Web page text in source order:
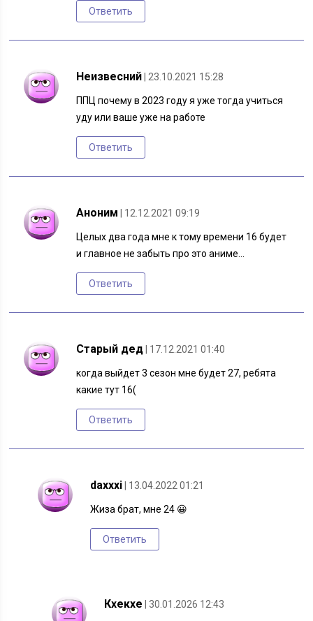
Ответить
Неизвесний | 23.10.2021 15:28
ППЦ почему в 2023 году я уже тогда учиться
уду или ваше уже на работе
Ответить
Аноним | 12.12.2021 09:19
Целых два года мне к тому времени 16 будет
и главное не забыть про это аниме…
Ответить
Старый дед | 17.12.2021 01:40
когда выйдет 3 сезон мне будет 27, ребята
какие тут 16(
Ответить
daxxxi | 13.04.2022 01:21
Жиза брат, мне 24 😀
Ответить
Кхекхе | 30.01.2026 12:43